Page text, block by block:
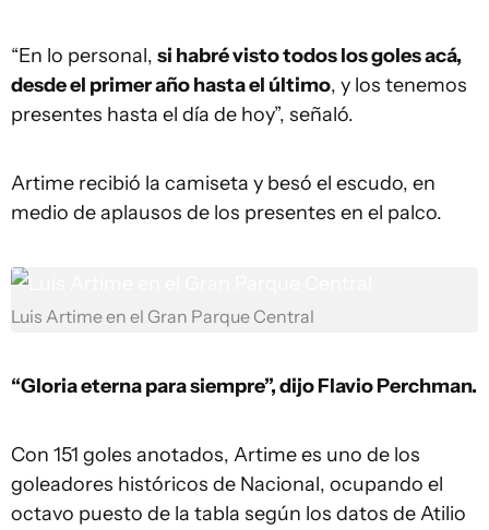
“En lo personal, si habré visto todos los goles acá,
desde el primer año hasta el último, y los tenemos
presentes hasta el día de hoy”, señaló.
Artime recibió la camiseta y besó el escudo, en
medio de aplausos de los presentes en el palco.
Luis Artime en el Gran Parque Central
“Gloria eterna para siempre”, dijo Flavio Perchman.
Con 151 goles anotados, Artime es uno de los
goleadores históricos de Nacional, ocupando el
octavo puesto de la tabla según los datos de Atilio